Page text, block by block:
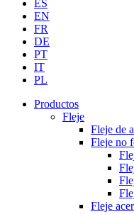
ES
EN
FR
DE
PT
IT
PL
Productos
Fleje
Fleje de
Fleje no
Fleje